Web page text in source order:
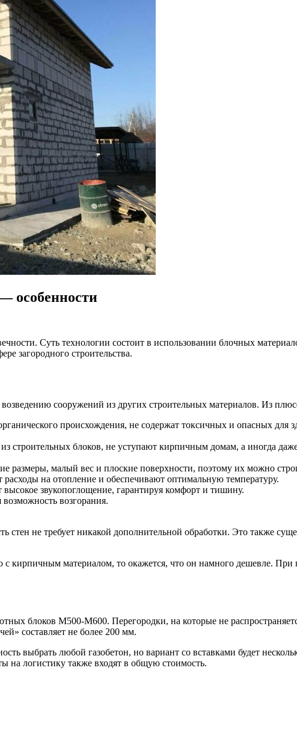
особенности
Суть технологии состоит в использовании блочных
загородного строительства.
возведению сооружений из других строительных материалов. Из
происхождения, не содержат токсичных и опасных для
строительных блоков, не уступают кирпичным домам, а иногда
размеры, малый вес и плоские поверхности, поэтому их можно
на отопление и обеспечивают оптимальную температуру.
звукопоглощение, гарантируя комфорт и тишину.
возгорания.
стен не требует никакой дополнительной обработки. Это также
кирпичным материалом, то окажется, что он намного дешевле. При
блоков М500-М600. Перегородки, на которые не
составляет не более 200 мм.
выбрать любой газобетон, но вариант со вставками будет
на логистику также входят в общую стоимость.